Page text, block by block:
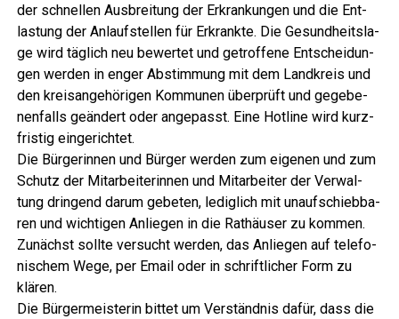
der schnel­len Aus­brei­tung der Erkran­kun­gen und die Ent­
las­tung der Anlauf­stel­len für Erkrank­te. Die Gesund­heits­la­
ge wird täg­lich neu bewer­tet und getrof­fe­ne Ent­schei­dun­
gen wer­den in enger Abstim­mung mit dem Land­kreis und
den kreis­an­ge­hö­ri­gen Kom­mu­nen über­prüft und gege­be­
nen­falls geän­dert oder ange­passt. Eine Hot­line wird kurz­
fris­tig eingerichtet.
Die Bür­ge­rin­nen und Bür­ger wer­den zum eige­nen und zum
Schutz der Mit­ar­bei­te­rin­nen und Mit­ar­bei­ter der Ver­wal­
tung drin­gend dar­um gebe­ten, ledig­lich mit unauf­schieb­ba­
ren und wich­ti­gen Anlie­gen in die Rat­häu­ser zu kom­men.
Zunächst soll­te ver­sucht wer­den, das Anlie­gen auf tele­fo­
ni­schem Wege, per Email oder in schrift­li­cher Form zu
klären.
Die Bür­ger­meis­te­rin bit­tet um Ver­ständ­nis dafür, dass die